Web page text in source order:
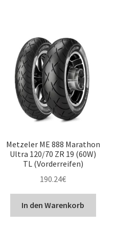
Metzeler ME 888 Marathon
Ultra 120/70 ZR 19 (60W)
TL (Vorderreifen)
190.24€
In den Warenkorb